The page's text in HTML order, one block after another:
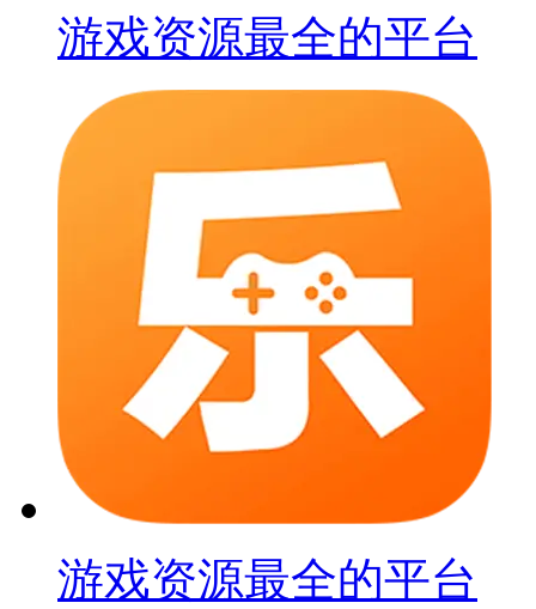
游戏资源最全的平台
游戏资源最全的平台